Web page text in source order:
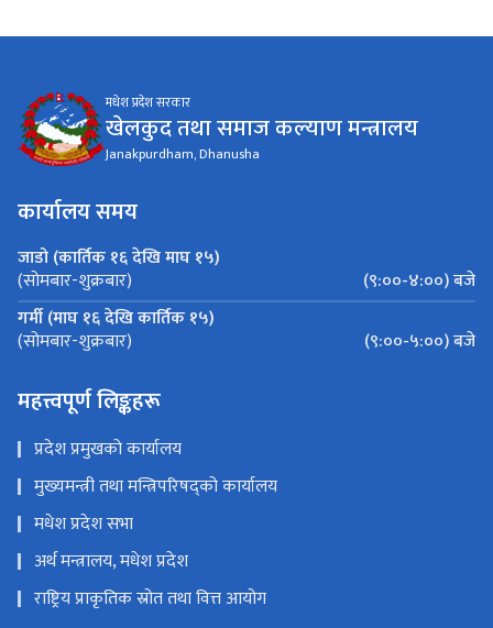
मधेश प्रदेश सरकार
खेलकुद तथा समाज कल्याण मन्त्रालय
Janakpurdham, Dhanusha
कार्यालय समय
जाडो (कार्तिक १६ देखि माघ १५)
(सोमबार-शुक्रबार)
(९:००-४:००) बजे
गर्मी (माघ १६ देखि कार्तिक १५)
(सोमबार-शुक्रबार) (९:००-५:००) बजे
महत्त्वपूर्ण लिङ्कहरू
प्रदेश प्रमुखको कार्यालय
मुख्यमन्त्री तथा मन्त्रिपरिषद्को कार्यालय
मधेश प्रदेश सभा
अर्थ मन्त्रालय, मधेश प्रदेश
राष्ट्रिय प्राकृतिक स्रोत तथा वित्त आयोग